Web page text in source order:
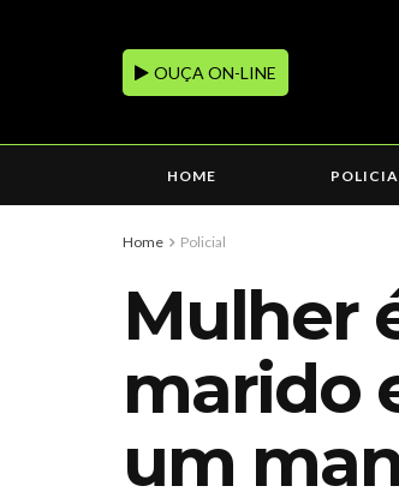
OUÇA ON-LINE
HOME
Home Policial
Mulher
marido
um